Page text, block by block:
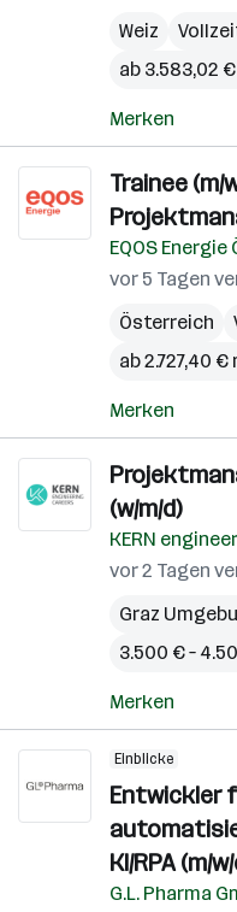
Weiz
ab 3.583,02
Merken
Trainee (m/
EQOS
vor 5 Tagen
Österreich
ab 2.727,40
Merken
(w/m/d)
KERN
vor 2 Tagen
Graz
3.500 € –
Merken
Einblicke
Entwickler
KI/RPA (m/
G.L. Pharma